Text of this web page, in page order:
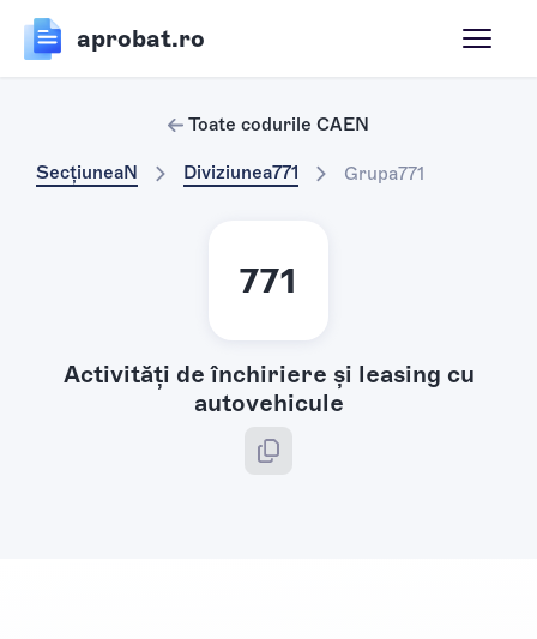
aprobat.ro
Toate codurile CAEN
SecțiuneaN Diviziunea771 Grupa771
771
Activităţi de închiriere şi leasing cu
autovehicule